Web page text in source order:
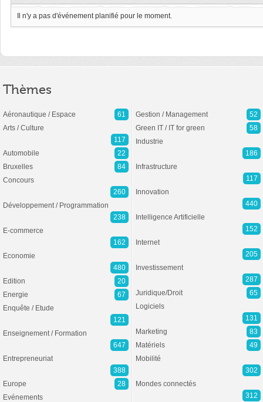
Il n'y a pas d'événement planifié pour le moment.
Thèmes
Aéronautique / Espace
61
Arts / Culture
117
Automobile
22
Bruxelles
84
Concours
260
Développement / Programmation
238
E-commerce
162
Economie
480
Edition
20
Energie
67
Enquête / Etude
121
Enseignement / Formation
647
Entrepreneuriat
388
Europe
28
Evénements
Gestion / Management
52
Green IT / IT for green
58
Industrie
186
Infrastructure
117
Innovation
440
Intelligence Artificielle
152
Internet
205
Investissement
287
Juridique/Droit
65
Logiciels
131
Marketing
83
Matériels
49
Mobilité
302
Mondes connectés
312